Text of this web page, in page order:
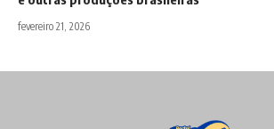
fevereiro 21, 2026